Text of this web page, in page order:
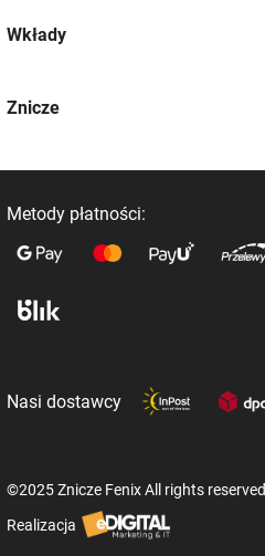
Wkłady
Znicze
Metody płatności:
Nasi dostawcy
©2025 Znicze Fenix All rights reserved
Realizacja